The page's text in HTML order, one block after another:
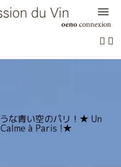
な青い空のパリ！★ Un
à Paris !★